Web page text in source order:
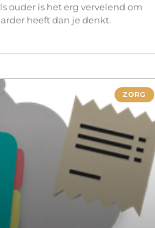
ouder is het erg vervelend om
heeft dan je denkt.
ZORG